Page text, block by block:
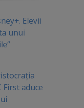
Elevii
unui
First aduce